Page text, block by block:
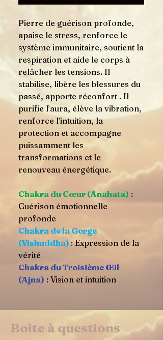
Pierre de guérison profonde,
apaise le stress, renforce le
système immunitaire, soutient la
respiration et aide le corps à
relâcher les tensions. Il
stabilise, libère les blessures du
passé, apporte réconfort . Il
purifie l’aura, élève la vibration,
renforce l’intuition, la
protection et accompagne
puissamment les
transformations et le
renouveau énergétique.
Chakra du Cœur (Anahata) :
Guérison émotionnelle
profonde
Chakra de la Gorge
(Vishuddha) : Expression de la
vérité
Chakra du Troisième Œil
(Ajna) : Vision et intuition
Boite à questions